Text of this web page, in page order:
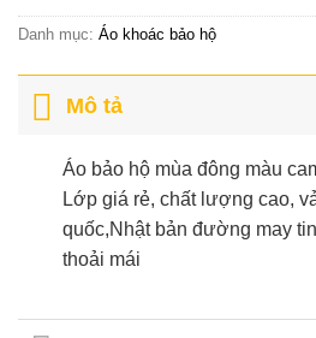
Danh mục: Áo khoác bảo hộ
Mô tả
Áo bảo hộ mùa đông màu
Lớp giá rẻ, chất lượng cao,
quốc,Nhật bản đường may
thoải mái